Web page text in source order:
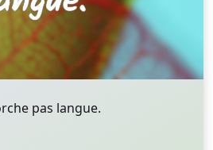
pas langue.